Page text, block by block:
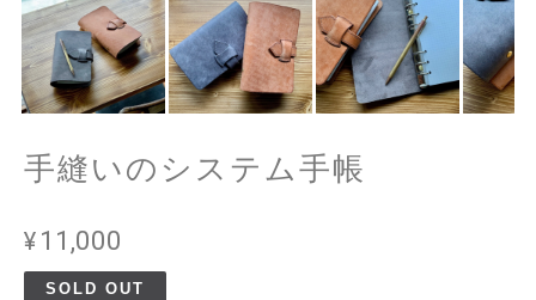
手縫いのシステム手帳
¥11,000
SOLD OUT